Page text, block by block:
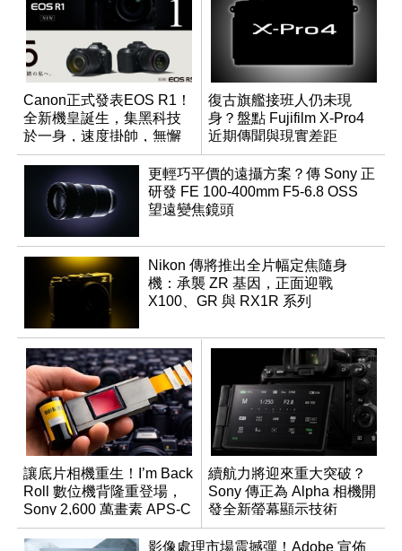
Canon正式發表EOS R1！
全新機皇誕生，集黑科技
於一身，速度掛帥，無懈
可擊
復古旗艦接班人仍未現
身？盤點 Fujifilm X-Pro4
近期傳聞與現實差距
更輕巧平價的遠攝方案？傳 Sony 正
研發 FE 100-400mm F5-6.8 OSS
望遠變焦鏡頭
Nikon 傳將推出全片幅定焦隨身
機：承襲 ZR 基因，正面迎戰
X100、GR 與 RX1R 系列
讓底片相機重生！I’m Back
Roll 數位機背隆重登場，
Sony 2,600 萬畫素 APS-C
CMOS
續航力將迎來重大突破？
Sony 傳正為 Alpha 相機開
發全新螢幕顯示技術
影像處理市場震撼彈！Adobe 宣佈